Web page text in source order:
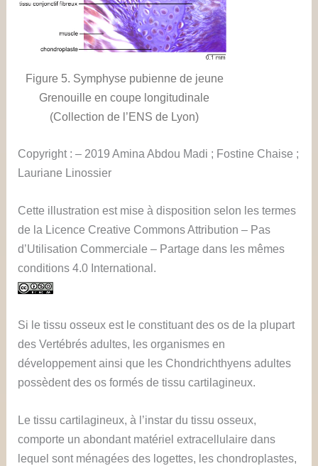
Figure 5. Symphyse pubienne de jeune
Grenouille en coupe longitudinale
(Collection de l’ENS de Lyon)
Copyright : – 2019 Amina Abdou Madi ; Fostine Chaise ;
Lauriane Linossier
Cette illustration est mise à disposition selon les termes
de la Licence Creative Commons Attribution – Pas
d’Utilisation Commerciale – Partage dans les mêmes
conditions 4.0 International.
Si le tissu osseux est le constituant des os de la plupart
des Vertébrés adultes, les organismes en
développement ainsi que les Chondrichthyens adultes
possèdent des os formés de tissu cartilagineux.
Le tissu cartilagineux, à l’instar du tissu osseux,
comporte un abondant matériel extracellulaire dans
lequel sont ménagées des logettes, les chondroplastes,